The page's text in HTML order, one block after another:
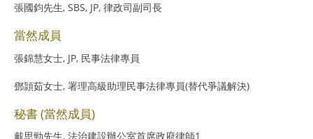
張國鈞先生, SBS, JP, 律政司副司長
當然成員
張錦慧女士, JP, 民事法律專員
鄧頴茹女士, 署理高級助理民事法律專員(替代爭議解決)
秘書 (當然成員)
戴思勁先生, 法治建設辦公室首席政府律師1